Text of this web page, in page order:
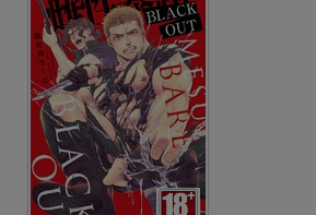
NT$160 90折 NT$144 (USD4.78)